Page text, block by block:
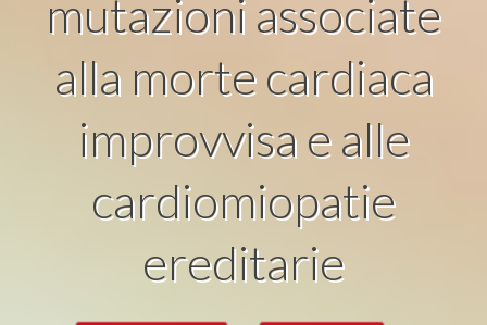
mutazioni associate
alla morte cardiaca
improvvisa e alle
cardiomiopatie
ereditarie